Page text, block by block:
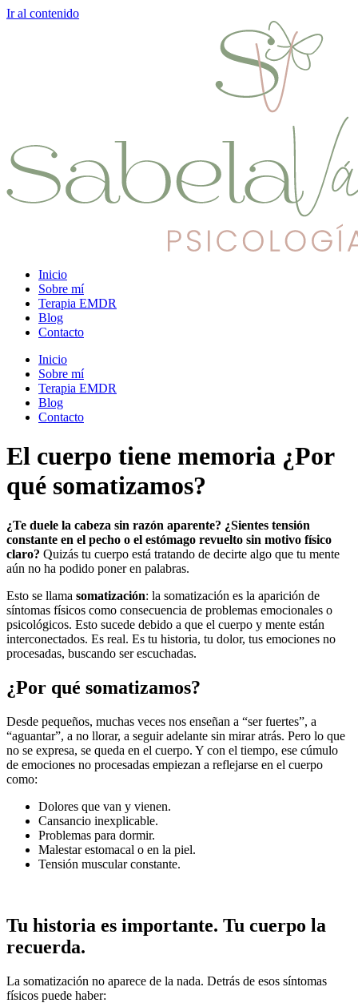
Ir al contenido
Inicio
Sobre mí
Terapia EMDR
Blog
Contacto
Inicio
Sobre mí
Terapia EMDR
Blog
Contacto
El cuerpo tiene memoria ¿Por
qué somatizamos?
¿Te duele la cabeza sin razón aparente? ¿Sientes tensión
constante en el pecho o el estómago revuelto sin motivo físico
claro? Quizás tu cuerpo está tratando de decirte algo que tu mente
aún no ha podido poner en palabras.
Esto se llama somatización: la somatización es la aparición de
síntomas físicos como consecuencia de problemas emocionales o
psicológicos. Esto sucede debido a que el cuerpo y mente están
interconectados. Es real. Es tu historia, tu dolor, tus emociones no
procesadas, buscando ser escuchadas.
¿Por qué somatizamos?
Desde pequeños, muchas veces nos enseñan a “ser fuertes”, a
“aguantar”, a no llorar, a seguir adelante sin mirar atrás. Pero lo que
no se expresa, se queda en el cuerpo. Y con el tiempo, ese cúmulo
de emociones no procesadas empiezan a reflejarse en el cuerpo
como:
Dolores que van y vienen.
Cansancio inexplicable.
Problemas para dormir.
Malestar estomacal o en la piel.
Tensión muscular constante.
Tu historia es importante. Tu cuerpo la
recuerda.
La somatización no aparece de la nada. Detrás de esos síntomas
físicos puede haber: